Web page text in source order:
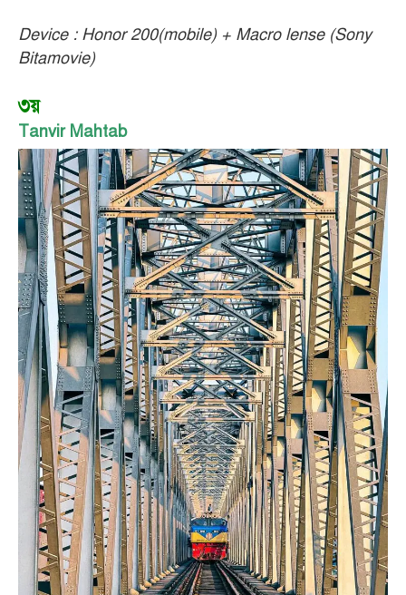
Device : Honor 200(mobile) + Macro lense (Sony
Bitamovie)
৩য়
Tanvir Mahtab